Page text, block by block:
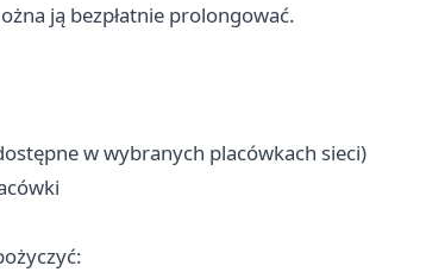
ją bezpłatnie prolongować.
w wybranych placówkach sieci)